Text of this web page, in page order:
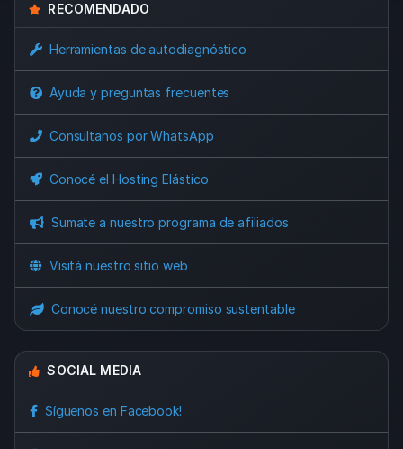
RECOMENDADO
Herramientas de autodiagnóstico
Ayuda y preguntas frecuentes
Consultanos por WhatsApp
Conocé el Hosting Elástico
Sumate a nuestro programa de afiliados
Visitá nuestro sitio web
Conocé nuestro compromiso sustentable
SOCIAL MEDIA
Síguenos en Facebook!